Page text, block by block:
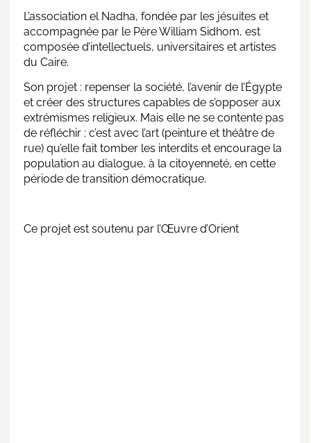
L’association el Nadha, fondée par les jésuites et
accompagnée par le Père William Sidhom, est
composée d’intellectuels, universitaires et artistes
du Caire.
Son projet : repenser la société, l’avenir de l’Égypte
et créer des structures capables de s’opposer aux
extrémismes religieux. Mais elle ne se contente pas
de réfléchir ; c’est avec l’art (peinture et théâtre de
rue) qu’elle fait tomber les interdits et encourage la
population au dialogue, à la citoyenneté, en cette
période de transition démocratique.
Ce projet est soutenu par l’Œuvre d’Orient